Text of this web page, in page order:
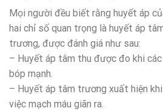
Mọi người đều biết rằng huyết áp
hai chỉ số quan trọng là huyết áp
trương, được đánh giá như sau:
– Huyết áp tâm thu được đo khi
bóp mạnh.
– Huyết áp tâm trương xuất hiện
việc mạch máu giãn ra.